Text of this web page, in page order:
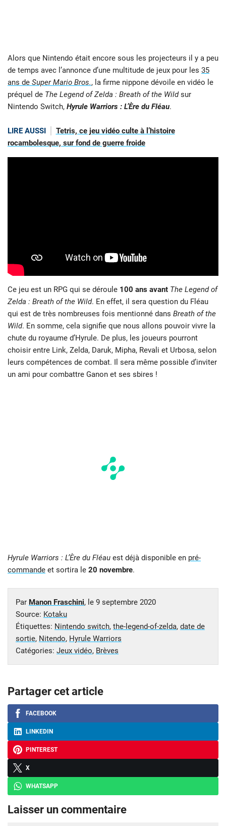
Alors que Nintendo était encore sous les projecteurs il y a peu
de temps avec l’annonce d’une multitude de jeux pour les 35
ans de Super Mario Bros., la firme nippone dévoile en vidéo le
préquel de The Legend of Zelda : Breath of the Wildsur
Nintendo Switch, Hyrule Warriors : L’Ère du Fléau.
LIRE AUSSI
Tetris, ce jeu vidéo culte à l’histoire
rocambolesque, sur fond de guerre froide
Ce jeu est un RPG qui se déroule 100 ans avant The Legend of
Zelda : Breath of the Wild. En effet, il sera question du Fléau
qui est de très nombreuses fois mentionné dans Breath of the
Wild. En somme, cela signifie que nous allons pouvoir vivre la
chute du royaume d’Hyrule. De plus, les joueurs pourront
choisir entre Link, Zelda, Daruk, Mipha, Revali et Urbosa, selon
leurs compétences de combat. Il sera même possible d’inviter
un ami pour combattre Ganon et ses sbires !
Hyrule Warriors : L’Ère du Fléau est déjà disponible en pré-
commande et sortira le 20 novembre.
Par Manon Fraschini, le 9 septembre 2020
Source: Kotaku
Étiquettes: Nintendo switch, the-legend-of-zelda, date de
sortie, Nitendo, Hyrule Warriors
Catégories: Jeux vidéo, Brèves
Partager cet article
FACEBOOK
LINKEDIN
PINTEREST
X
WHATSAPP
Laisser un commentaire